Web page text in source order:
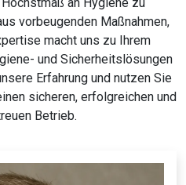
vorbeugenden Maßnahmen,
macht uns zu Ihrem
und Sicherheitslösungen
Erfahrung und nutzen Sie
sicheren, erfolgreichen und
Betrieb.